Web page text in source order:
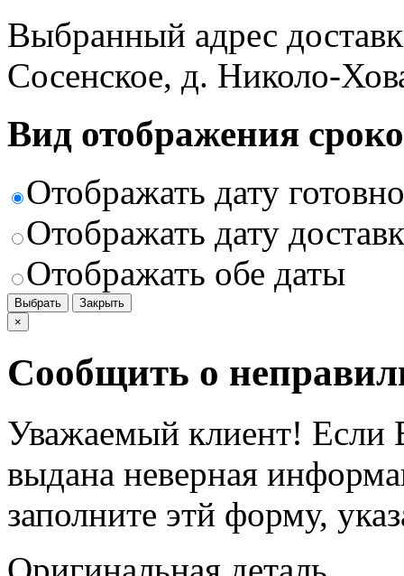
Выбранный адрес
Сосенское, д. Николо-
Вид отображения
Отображать дату
Отображать дату
Отображать обе даты
Выбрать
Закрыть
×
Сообщить о
Уважаемый клиент! Если
выдана неверная
заполните этй форму,